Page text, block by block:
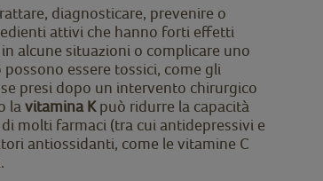
diagnosticare, prevenire o
attivi che hanno forti effetti
alcune situazioni o complicare uno
essere tossici, come gli
se presi dopo un intervento chirurgico
la vitamina K può ridurre la capacità
molti farmaci (tra cui antidepressivi e
antiossidanti, come le vitamine C